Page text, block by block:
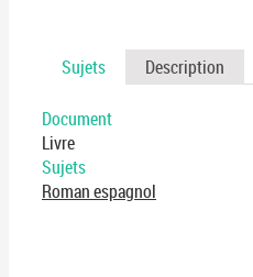
Sujets Description
Document
Livre
Sujets
Roman espagnol